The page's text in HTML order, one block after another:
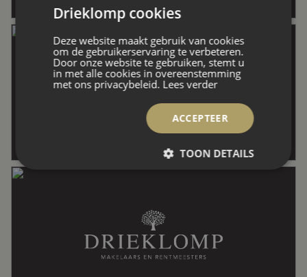
Aantal badkamers 1 badkamer
Badkamervoorzieningen
Douche, dubbele wastafel, ligbad,
toilet
Energie
E
Drieklomp cookies
Deze website maakt gebruik van cookies
om de gebruikerservaring te verbeteren.
Door onze website te gebruiken, stemt u
in met alle cookies in overeenstemming
met ons privacybeleid. Lees verder
ACCEPTEER
TOON DETAILS